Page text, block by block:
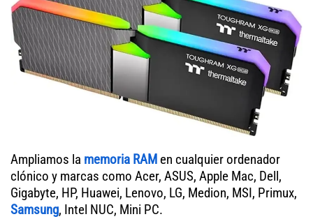
Ampliamos la memoria RAM en cualquier ordenador
clónico y marcas como Acer, ASUS, Apple Mac, Dell,
Gigabyte, HP, Huawei, Lenovo, LG, Medion, MSI, Primux,
Samsung, Intel NUC, Mini PC.